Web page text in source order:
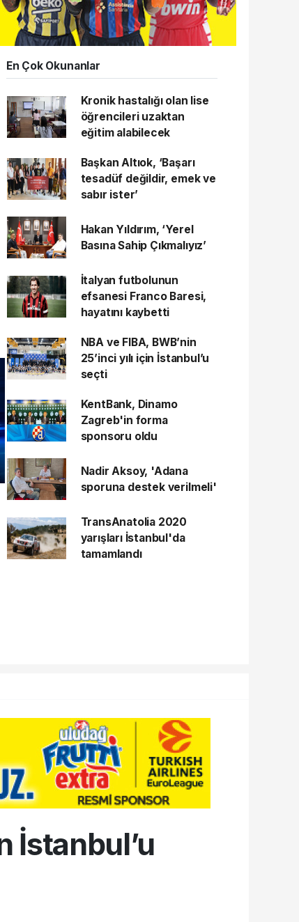
En Çok Okunanlar
Kronik hastalığı olan lise
öğrencileri uzaktan
eğitim alabilecek
Başkan Altıok, ‘Başarı
tesadüf değildir, emek ve
sabır ister’
Hakan Yıldırım, ‘Yerel
Basına Sahip Çıkmalıyız’
İtalyan futbolunun
efsanesi Franco Baresi,
hayatını kaybetti
NBA ve FIBA, BWB’nin
25’inci yılı için İstanbul’u
seçti
KentBank, Dinamo
Zagreb'in forma
sponsoru oldu
Nadir Aksoy, 'Adana
sporuna destek verilmeli'
TransAnatolia 2020
yarışları İstanbul'da
tamamlandı
İstanbul’u